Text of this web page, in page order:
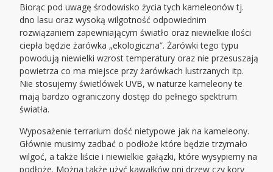
Biorąc pod uwagę środowisko życia tych kameleonów tj.
dno lasu oraz wysoką wilgotność odpowiednim
rozwiązaniem zapewniającym światło oraz niewielkie ilości
ciepła będzie żarówka „ekologiczna”. Żarówki tego typu
powodują niewielki wzrost temperatury oraz nie przesuszają
powietrza co ma miejsce przy żarówkach lustrzanych itp.
Nie stosujemy świetlówek UVB, w naturze kameleony te
mają bardzo ograniczony dostęp do pełnego spektrum
światła.
Wyposażenie terrarium dość nietypowe jak na kameleony.
Głównie musimy zadbać o podłoże które będzie trzymało
wilgoć, a także liście i niewielkie gałązki, które wysypiemy na
podłoże. Można także użyć kawałków pni drzew czy kory